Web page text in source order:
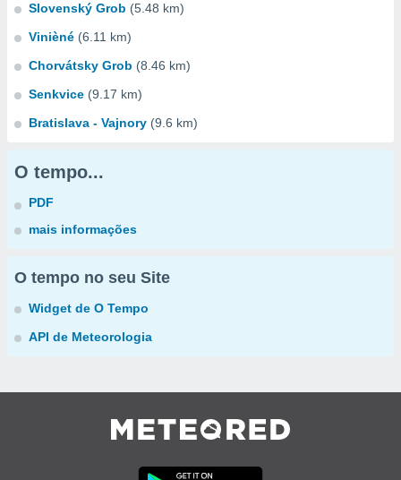
Slovenský Grob (5.48 km)
Vinièné (6.11 km)
Chorvátsky Grob (8.46 km)
Senkvice (9.17 km)
Bratislava - Vajnory (9.6 km)
O tempo...
PDF
mais informações
O tempo no seu Site
Widget de O Tempo
API de Meteorologia